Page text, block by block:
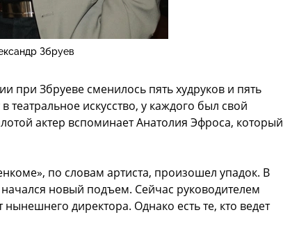
Збруев
при Збруеве сменилось пять худруков и пять
искусство, у каждого был свой
актер вспоминает Анатолия Эфроса, который
по словам артиста, произошел упадок. В
начался новый подъем. Сейчас руководителем
директора. Однако есть те, кто ведет